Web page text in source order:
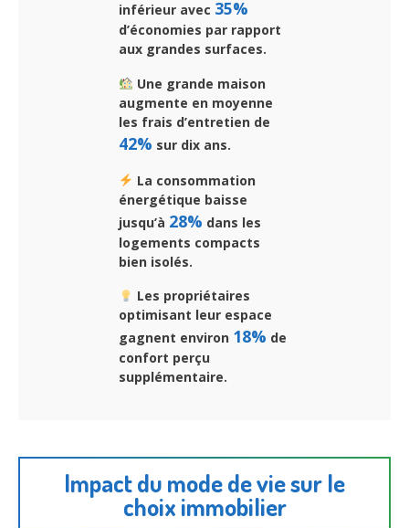
inférieur avec 35%
d’économies par rapport
aux grandes surfaces.
Une grande maison
augmente en moyenne
les frais d’entretien de
42% sur dix ans.
La consommation
énergétique baisse
jusqu’à 28% dans les
logements compacts
bien isolés.
Les propriétaires
optimisant leur espace
gagnent environ 18% de
confort perçu
supplémentaire.
Impact du mode de vie sur le
choix immobilier